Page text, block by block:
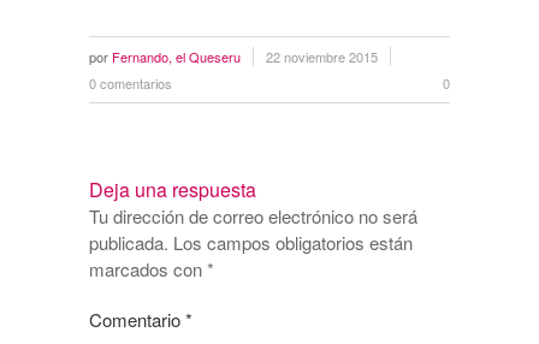
por Fernando, el Queseru
22 noviembre 2015
0 comentarios
0
Deja una respuesta
Tu dirección de correo electrónico no será
publicada. Los campos obligatorios están
marcados con*
Comentario*